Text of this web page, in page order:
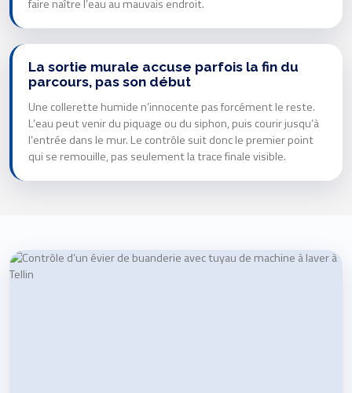
faire naître l’eau au mauvais endroit.
La sortie murale accuse parfois la fin du
parcours, pas son début
Une collerette humide n’innocente pas forcément le reste.
L’eau peut venir du piquage ou du siphon, puis courir jusqu’à
l’entrée dans le mur. Le contrôle suit donc le premier point
qui se remouille, pas seulement la trace finale visible.